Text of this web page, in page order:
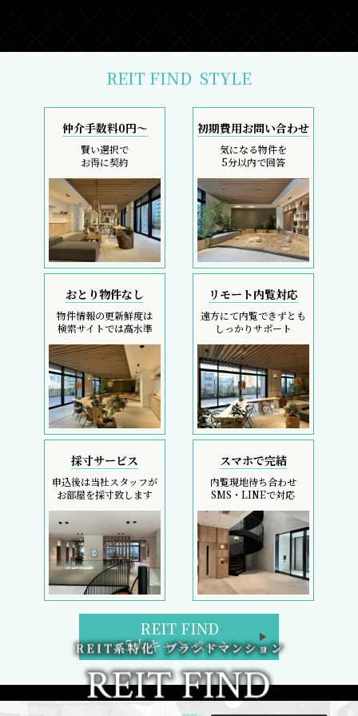
REIT FIND STYLE
仲介手数料0円～
賢い選択で
お得に契約
初期費用お問い合わせ
気になる物件を
5分以内で回答
おとり物件なし
物件情報の更新鮮度は
検索サイトでは高水準
リモート内覧対応
遠方にて内覧できずとも
しっかりサポート
採寸サービス
申込後は当社スタッフが
お部屋を採寸致します
スマホで完結
内覧現地待ち合わせ
SMS・LINEで対応
REIT FIND
5大キャンペーン